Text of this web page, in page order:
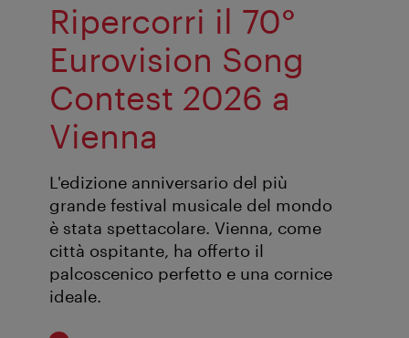
Ripercorri il 70°
Eurovision Song
Contest 2026 a
Vienna
L'edizione anniversario del più
grande festival musicale del mondo
è stata spettacolare. Vienna, come
città ospitante, ha offerto il
palcoscenico perfetto e una cornice
ideale.